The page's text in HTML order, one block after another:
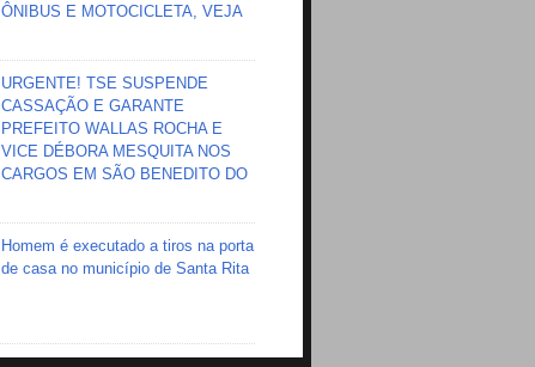
ÔNIBUS E MOTOCICLETA, VEJA
URGENTE! TSE SUSPENDE
CASSAÇÃO E GARANTE
PREFEITO WALLAS ROCHA E
VICE DÉBORA MESQUITA NOS
CARGOS EM SÃO BENEDITO DO
Homem é executado a tiros na porta
de casa no município de Santa Rita